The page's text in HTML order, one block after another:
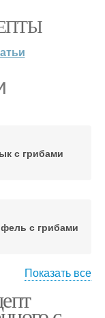
с грибами
с грибами
в духовке
Показать все